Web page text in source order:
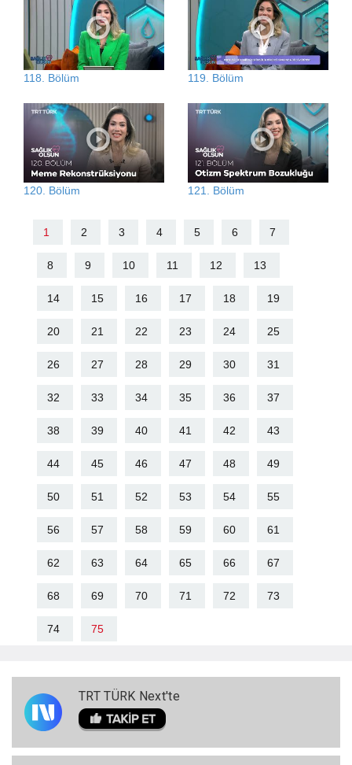
118. Bölüm 119. Bölüm
120. Bölüm 121. Bölüm
1 2 3 4 5 6 7
8 9 10 11 12 13
14 15 16 17 18 19
20 21 22 23 24 25
26 27 28 29 30 31
32 33 34 35 36 37
38 39 40 41 42 43
44 45 46 47 48 49
50 51 52 53 54 55
56 57 58 59 60 61
62 63 64 65 66 67
68 69 70 71 72 73
74 75
TRT TÜRK Next'te